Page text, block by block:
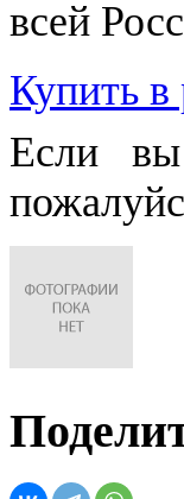
всей
Купить в
Если